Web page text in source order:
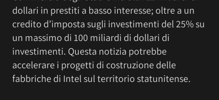
dollari in prestiti a basso interesse; oltre a un
credito d’imposta sugli investimenti del 25% su
un massimo di 100 miliardi di dollari di
investimenti. Questa notizia potrebbe
accelerare i progetti di costruzione delle
fabbriche di Intel sul territorio statunitense.